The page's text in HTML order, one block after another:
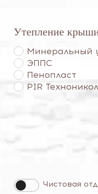
Утепление
Минеральный
ЭППС
Пенопласт
PIR
Чистовая